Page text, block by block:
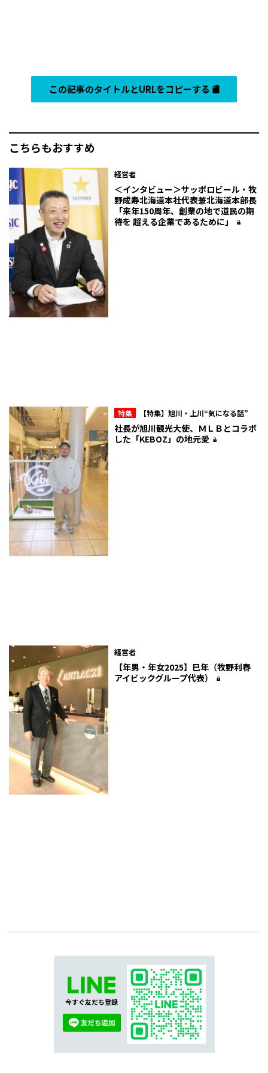
この記事のタイトルとURLをコピーする
こちらもおすすめ
経営者
＜インタビュー＞サッポロビール・牧
野成寿北海道本社代表兼北海道本部長
「来年150周年、創業の地で道民の期
待を 超える企業であるために」
特集 【特集】旭川・上川“気になる話”
社長が旭川観光大使、ＭＬＢとコラボ
した「KEBOZ」の地元愛
経営者
【年男・年女2025】巳年（牧野利春
アイビックグループ代表）
今すぐ友だち登録